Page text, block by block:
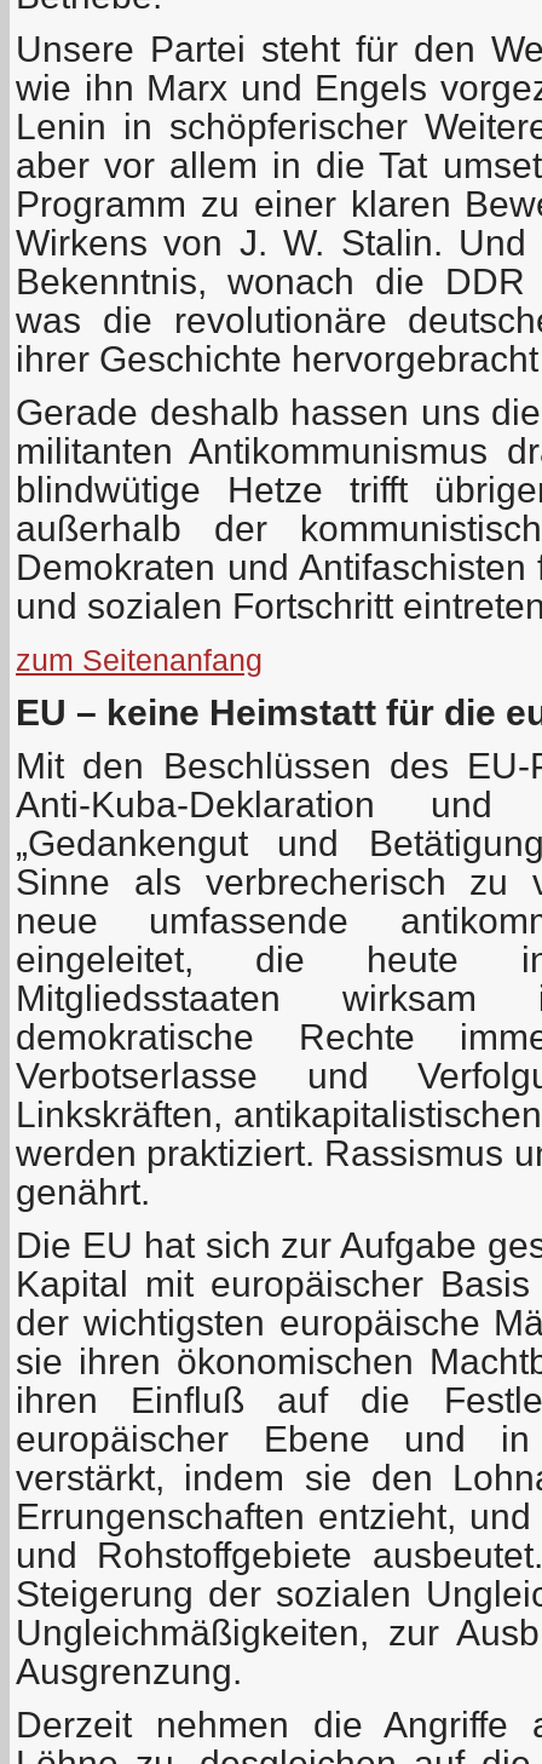
Unsere Partei steht für den
wie ihn Marx und Engels
Lenin in schöpferischer
aber vor allem in die Tat
Programm zu einer klaren
Wirkens von J. W. Stalin.
Bekenntnis, wonach die
was die revolutionäre
ihrer Geschichte
Gerade deshalb hassen uns
militanten Antikommunismus
blindwütige Hetze trifft
außerhalb der
Demokraten und
und sozialen Fortschritt
zum Seitenanfang
EU – keine Heimstatt für die
Mit den Beschlüssen des EU-
Anti-Kuba-Deklaration
„Gedankengut und
Sinne als verbrecherisch zu
neue umfassende
eingeleitet, die heute
Mitgliedsstaaten
demokratische Rechte
Verbotserlasse und
Linkskräften,
werden praktiziert. Rassismus
genährt.
Die EU hat sich zur Aufgabe
Kapital mit europäischer
der wichtigsten europäische
sie ihren ökonomischen
ihren Einfluß auf die
europäischer Ebene und in
verstärkt, indem sie den
Errungenschaften entzieht,
und Rohstoffgebiete
Steigerung der sozialen
Ungleichmäßigkeiten, zur
Ausgrenzung.
Derzeit nehmen die Angriffe